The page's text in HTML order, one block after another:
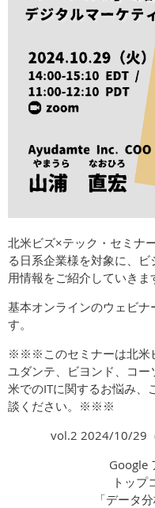
北米ビズ×テック・セミナ
る日系企業様を対象に、
用情報をご紹介していきま
基本オンラインのウェビ
す。
※※※このセミナーは北米
ユダンテ、ビヨンド、コ
米でのITに関するお悩み、
談ください。※※※
vol.2 2024/10/29
Google
トップ
「データ